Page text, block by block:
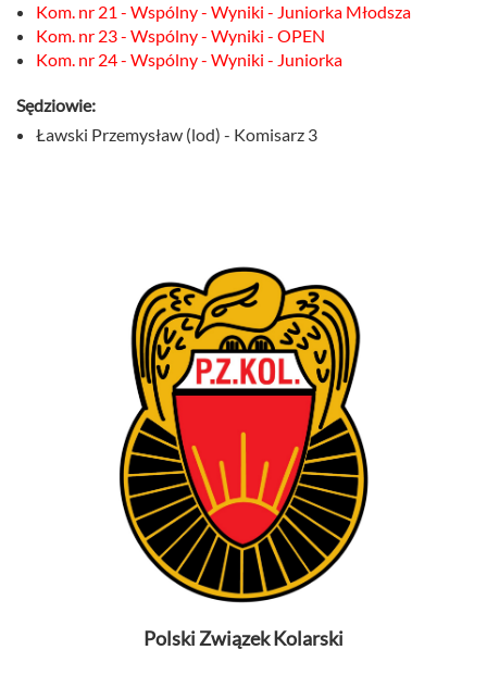
Kom. nr 21 - Wspólny - Wyniki - Juniorka Młodsza
Kom. nr 23 - Wspólny - Wyniki - OPEN
Kom. nr 24 - Wspólny - Wyniki - Juniorka
Sędziowie:
Ławski Przemysław (lod) - Komisarz 3
Polski Związek Kolarski